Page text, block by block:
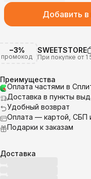
Добавить в
−3%
промокод
SWEETSTORE
При покупке от 1
Преимущества
Оплата частями в
Доставка в пункты
Удобный возврат
Оплата — картой, СБП
Подарки к заказам
Доставка